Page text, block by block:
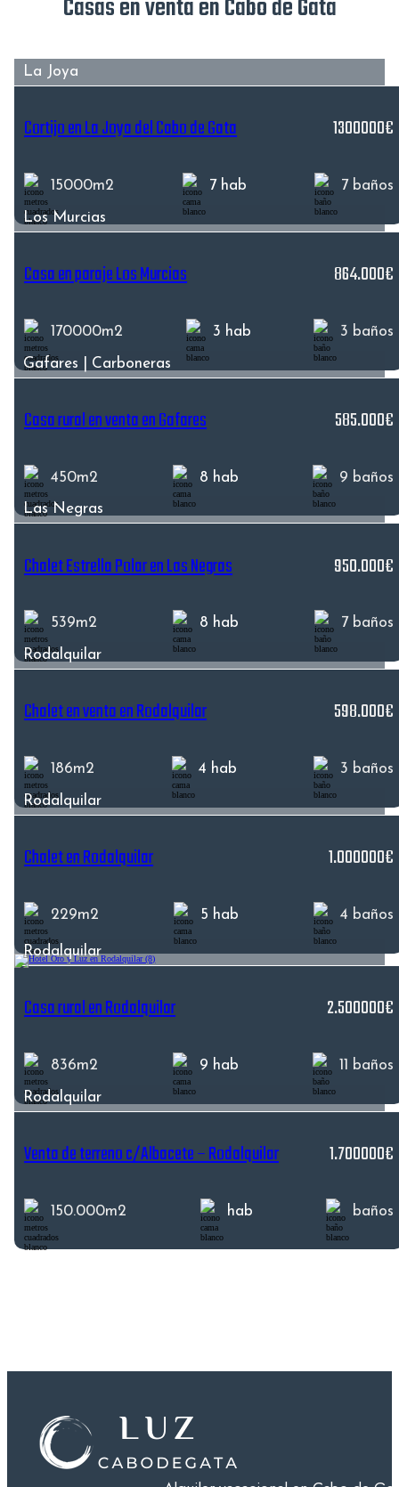
Casas en venta en Cabo de Gata
La Joya
Cortijo en La Joya del Cabo de Gata 1300000€
15000m2 7 hab 7 baños
Los Murcias
Casa en paraje Los Murcias 864.000€
170000m2 3 hab 3 baños
Gafares | Carboneras
Casa rural en venta en Gafares 585.000€
450m2 8 hab 9 baños
Las Negras
Chalet Estrella Polar en Las Negras 950.000€
539m2 8 hab 7 baños
Rodalquilar
Chalet en venta en Rodalquilar 598.000€
186m2 4 hab 3 baños
Rodalquilar
Chalet en Rodalquilar 1.000000€
229m2 5 hab 4 baños
Rodalquilar
Casa rural en Rodalquilar 2.500000€
836m2 9 hab 11 baños
Rodalquilar
Venta de terreno c/Albacete – Rodalquilar 1.700000€
150.000m2 hab baños